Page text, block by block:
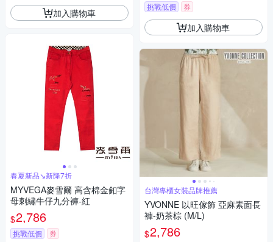
加入購物車
春夏新品↘新降7折
MYVEGA麥雪爾 高含棉金釦字
母刺繡牛仔九分褲-紅
$2,786
挑戰低價 券
挑戰低價 券
加入購物車
台灣專櫃女裝品牌推薦
YVONNE 以旺傢飾 亞麻素面長
褲-奶茶棕 (M/L)
$2,786